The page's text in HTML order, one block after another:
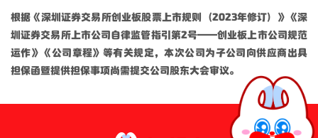
根据《深圳证券交易所创业板股票上市规则（2023年修订）》《深
圳证券交易所上市公司自律监管指引第2号——创业板上市公司规范
运作》《公司章程》等有关规定，本次公司为子公司向供应商出具
担保函暨提供担保事项尚需提交公司股东大会审议。